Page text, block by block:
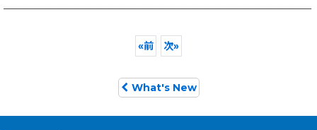
─────────────────────────────
«前 次»
What's New